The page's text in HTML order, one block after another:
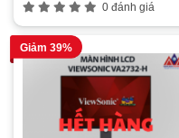
0 đánh giá
Giảm 39%